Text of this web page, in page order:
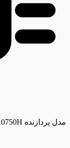
مدل پردازنده